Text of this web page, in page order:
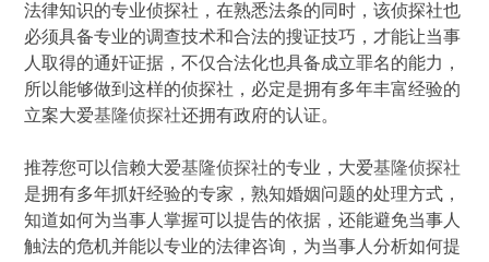
法律知识的专业侦探社，在熟悉法条的同时，该侦探社也
必须具备专业的调查技术和合法的搜证技巧，才能让当事
人取得的通奸证据，不仅合法化也具备成立罪名的能力，
所以能够做到这样的侦探社，必定是拥有多年丰富经验的
立案大爱基隆侦探社还拥有政府的认证。
推荐您可以信赖大爱基隆侦探社的专业，大爱基隆侦探社
是拥有多年抓奸经验的专家，熟知婚姻问题的处理方式，
知道如何为当事人掌握可以提告的依据，还能避免当事人
触法的危机并能以专业的法律咨询，为当事人分析如何提